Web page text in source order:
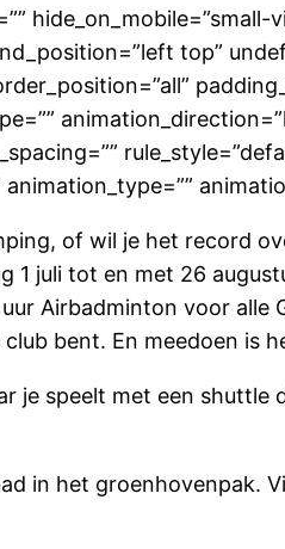
top”
of wil je het record
1 juli tot en met 26
Airbadminton voor alle
bent. En meedoen is
je speelt met een shuttle
in het groenhovenpak.